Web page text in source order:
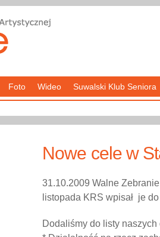
Foto Wideo Suwalski Klub Seniora
Nowe cele w
31.10.2009 Walne
listopada KRS wpisał je
Dodaliśmy do listy